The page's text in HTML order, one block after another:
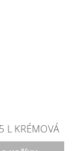
L KRÉMOVÁ